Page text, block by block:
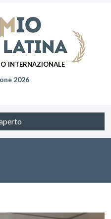
internazionale
2026